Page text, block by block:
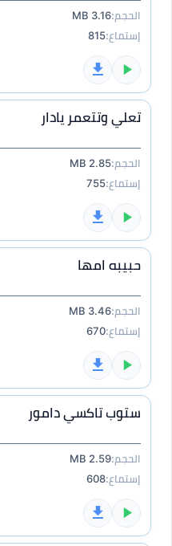
الحجم:3.16 MB
إستماع:815
تعلي وتتعمر يادار
الحجم:2.85 MB
إستماع:755
حبيبه امها
الحجم:3.46 MB
إستماع:670
ستوب تاكسي دامور
الحجم:2.59 MB
إستماع:608